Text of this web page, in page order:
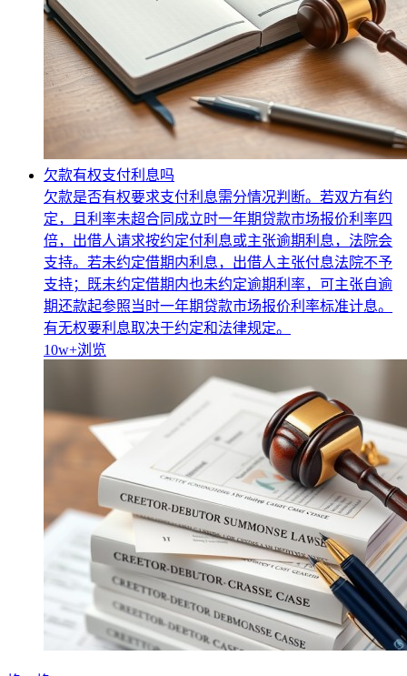
欠款有权支付利息吗
欠款是否有权要求支付利息需分情况判断。若双方有约
定，且利率未超合同成立时一年期贷款市场报价利率四
倍，出借人请求按约定付利息或主张逾期利息，法院会
支持。若未约定借期内利息，出借人主张付息法院不予
支持；既未约定借期内也未约定逾期利率，可主张自逾
期还款起参照当时一年期贷款市场报价利率标准计息。
有无权要利息取决于约定和法律规定。
10w+浏览